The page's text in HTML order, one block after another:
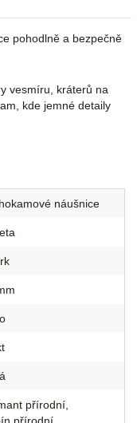
pohodlně a bezpečně
vesmíru, kráterů na
kde jemné detaily
náušnice
přírodní